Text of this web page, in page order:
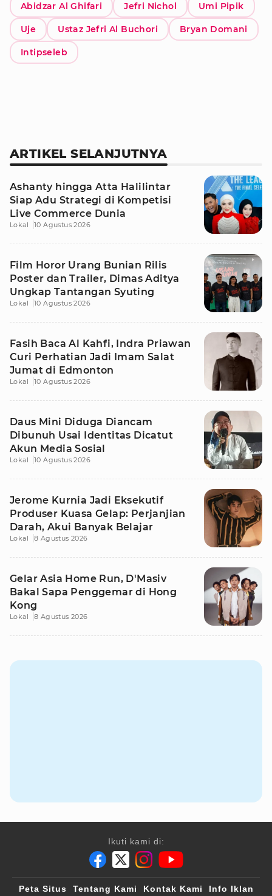
Abidzar Al Ghifari Jefri Nichol Umi Pipik
Uje Ustaz Jefri Al Buchori Bryan Domani
Intipseleb
ARTIKEL SELANJUTNYA
Ashanty hingga Atta Halilintar
Siap Adu Strategi di Kompetisi
Live Commerce Dunia
Lokal 10 Agustus 2026
Film Horor Urang Bunian Rilis
Poster dan Trailer, Dimas Aditya
Ungkap Tantangan Syuting
Lokal 10 Agustus 2026
Fasih Baca Al Kahfi, Indra Priawan
Curi Perhatian Jadi Imam Salat
Jumat di Edmonton
Lokal 10 Agustus 2026
Daus Mini Diduga Diancam
Dibunuh Usai Identitas Dicatut
Akun Media Sosial
Lokal 10 Agustus 2026
Jerome Kurnia Jadi Eksekutif
Produser Kuasa Gelap: Perjanjian
Darah, Akui Banyak Belajar
Lokal 8 Agustus 2026
Gelar Asia Home Run, D'Masiv
Bakal Sapa Penggemar di Hong
Kong
Lokal 8 Agustus 2026
Ikuti kami di:
Peta Situs Tentang Kami Kontak Kami Info Iklan